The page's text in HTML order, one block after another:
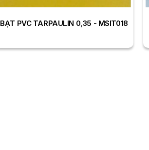
BẠT PVC TARPAULIN 0,35 - MSIT018